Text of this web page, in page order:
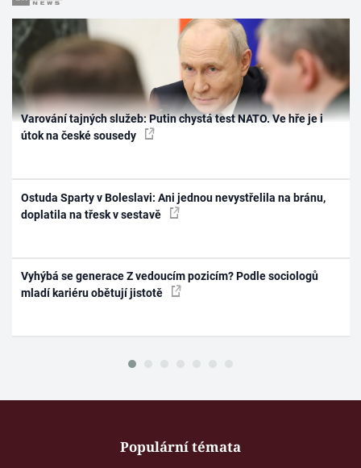
Varování tajných služeb: Putin chystá test NATO. Ve hře je i
útok na české sousedy
Ostuda Sparty v Boleslavi: Ani jednou nevystřelila na bránu,
doplatila na třesk v sestavě
Vyhýbá se generace Z vedoucím pozicím? Podle sociologů
mladí kariéru obětují jistotě
Populární témata